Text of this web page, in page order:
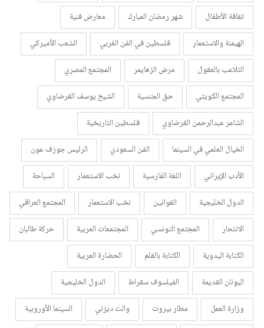
ثقافة الأطفال
شهر رمضان المبارك
معارض فنية
الهيمنة والاستعمار
فلسطين في الفن الغربي
الشعب الأميركي
التلاعب بالعقول
مرض الزهايمر
المجتمع المصري
المجتمع الكويتي
حق الجنسية
الشيخ يوسف القرضاوي
الشاعر عبدالرحمن القرضاوي
فلسطين التاريخية
الخيال العلمي في السينما
الفن السعودي
الرئيس جوزف عون
الأدب الإيراني
اللغة الفارسية نخب الاستعمار
السياحة
الدول الخليجية
القوانين نخب الاستعمار
المجتمع العراقي
الانتحار
المجتمع التونسي المجتمعات العربية
حركة طالبان
الكتابة اليدوية
الكتابة بالقلم
الحضارة العربية
اليونان القديمة
الفيلسوف سقراط
الدول الخليجية
وزارة العمل
مطار بيروت والت ديزني
السينما الأوروبية